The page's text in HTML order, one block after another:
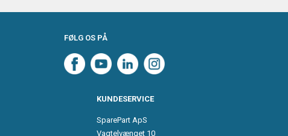
FØLG OS PÅ
KUNDESERVICE
SparePart ApS
Vagtelvænget 10